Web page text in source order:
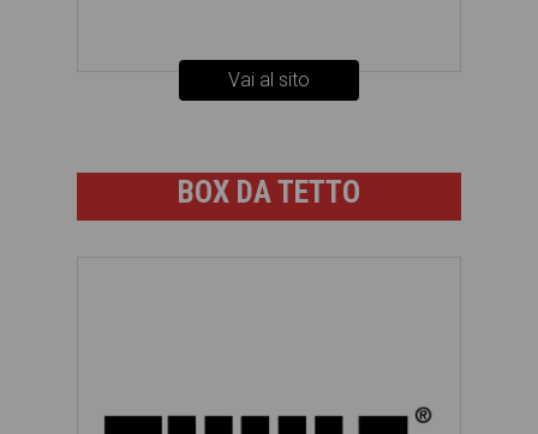
Vai al sito
BOX DA TETTO